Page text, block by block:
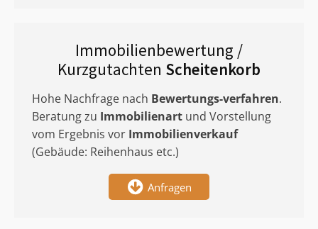
Immobilienbewertung /
Kurzgutachten Scheitenkorb
Hohe Nachfrage nach Bewertungs-verfahren.
Beratung zu Immobilienart und Vorstellung
vom Ergebnis vor Immobilienverkauf
(Gebäude: Reihenhaus etc.)
Anfragen